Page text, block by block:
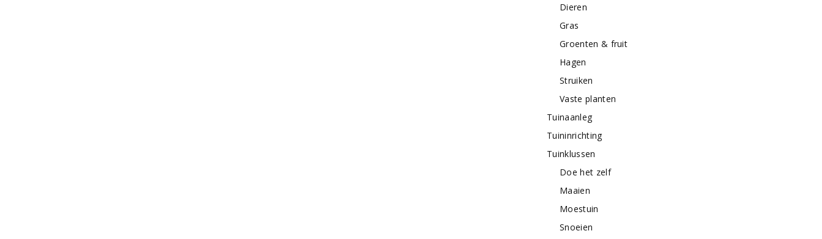
Dieren
Gras
Groenten & fruit
Hagen
Struiken
Vaste planten
Tuinaanleg
Tuininrichting
Tuinklussen
Doe het zelf
Maaien
Moestuin
Snoeien